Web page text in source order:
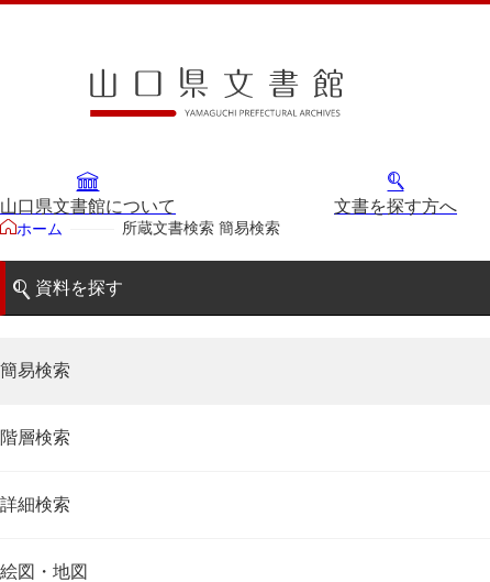
山口県文書館について 文書を探す方へ
ホーム 所蔵文書検索 簡易検索
資料を探す
簡易検索
階層検索
詳細検索
絵図・地図